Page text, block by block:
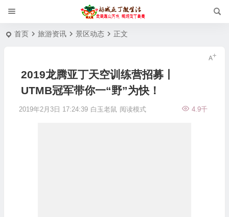
首页 旅游资讯 景区动态 正文
2019龙腾亚丁天空训练营招募丨
UTMB冠军带你一“野”为快！
2019年2月3日 17:24:39 白玉老鼠 4.9千
阅读模式